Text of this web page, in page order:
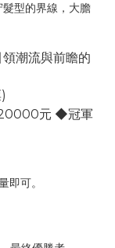
型的界線，大膽
潮流與前瞻的
元 ◆冠軍
即可。